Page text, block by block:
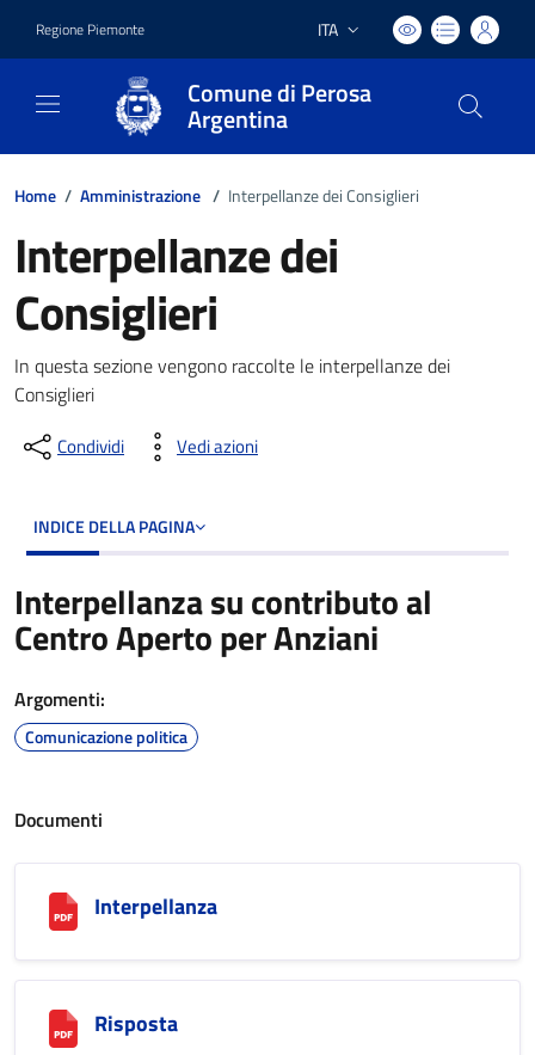
Regione Piemonte Lingua attiva:
ITA
Comune di Perosa
Argentina
Home / Amministrazione / Interpellanze dei Consiglieri
Interpellanze dei
Consiglieri
In questa sezione vengono raccolte le interpellanze dei
Consiglieri
Condividi Vedi azioni
INDICE DELLA PAGINA
Interpellanza su contributo al
Centro Aperto per Anziani
Argomenti:
Comunicazione politica
Documenti
Interpellanza
Risposta